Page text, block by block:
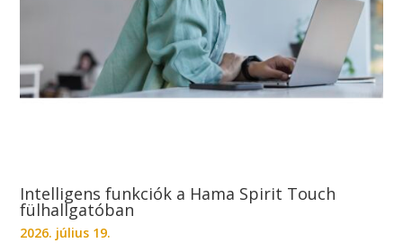
Intelligens funkciók a Hama Spirit Touch
fülhallgatóban
2026. július 19.